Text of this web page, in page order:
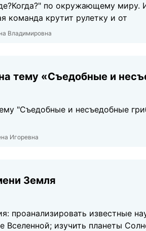
по окружающему миру.
команда крутит рулетку и от
Владимировна
тему «Съедобные и
"Съедобные и несъедобные
Игоревна
Земля
проанализировать известные
Вселенной; изучить планеты